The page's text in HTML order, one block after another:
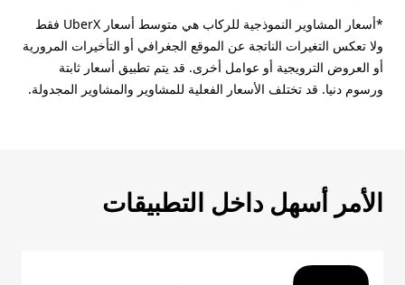
*أسعار المشاوير النموذجية للركاب هي متوسط أسعار UberX فقط
ولا تعكس التغيرات الناتجة عن الموقع الجغرافي أو التأخيرات المرورية
أو العروض الترويجية أو عوامل أخرى. قد يتم تطبيق أسعار ثابتة
ورسوم دنيا. قد تختلف الأسعار الفعلية للمشاوير والمشاوير المجدولة.
الأمر أسهل داخل التطبيقات